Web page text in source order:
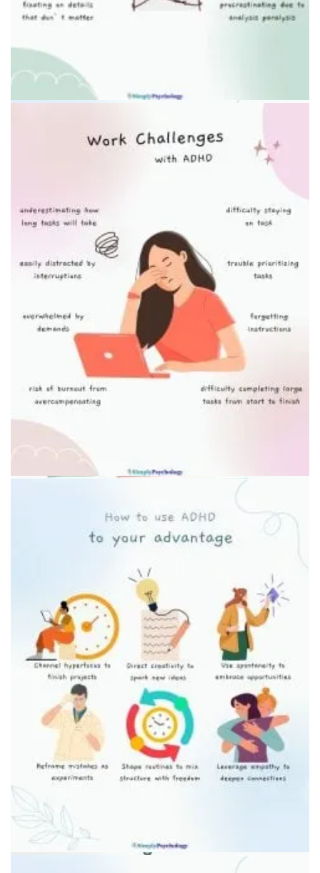
Человек, отдыхающий после уборки
Визуальные карточки для рутины
Планирование недели на доске
Процесс написания Brain Dump (выгрузки мыслей)
Организованные полки в домашнем офисе